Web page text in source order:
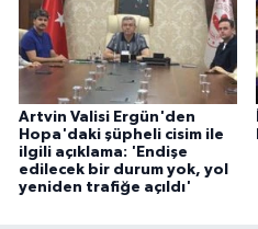
Artvin Valisi Ergün'den
Hopa'daki şüpheli cisim ile
ilgili açıklama: 'Endişe
edilecek bir durum yok, yol
yeniden trafiğe açıldı'